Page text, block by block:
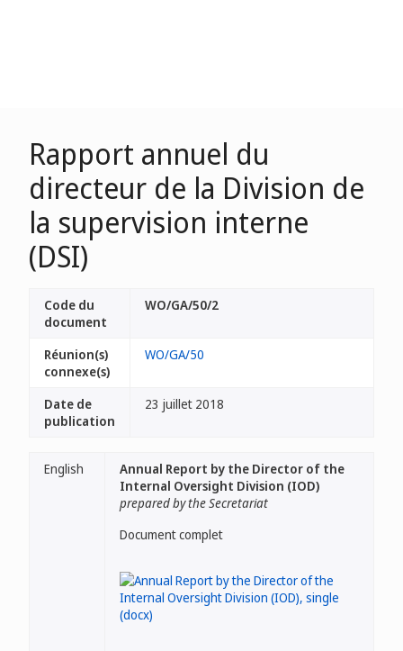
Rapport annuel du
directeur de la Division de
la supervision interne
(DSI)
Code du
document
WO/GA/50/2
Réunion(s)
connexe(s)
WO/GA/50
Date de
publication
23 juillet 2018
English
Annual Report by the Director of the
Internal Oversight Division (IOD)
prepared by the Secretariat
Document complet